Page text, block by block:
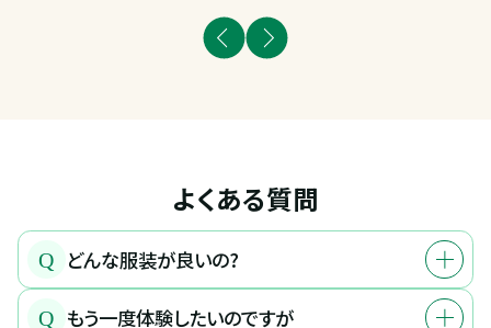
よくある質問
Q どんな服装が良いの?
Q もう一度体験したいのですが